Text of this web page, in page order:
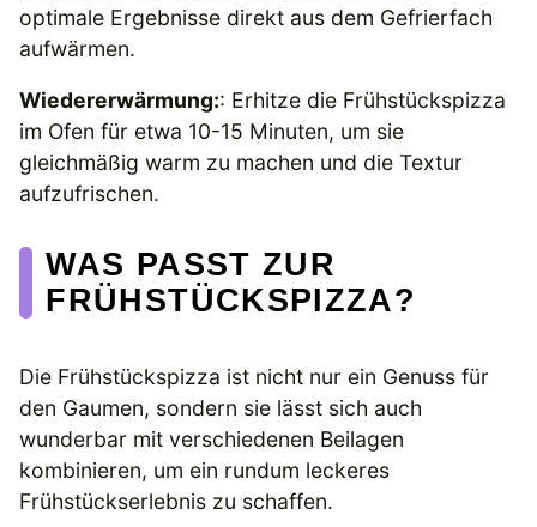
optimale Ergebnisse direkt aus dem Gefrierfach
aufwärmen.
Wiedererwärmung:: Erhitze die Frühstückspizza
im Ofen für etwa 10-15 Minuten, um sie
gleichmäßig warm zu machen und die Textur
aufzufrischen.
WAS PASST ZUR
FRÜHSTÜCKSPIZZA?
Die Frühstückspizza ist nicht nur ein Genuss für
den Gaumen, sondern sie lässt sich auch
wunderbar mit verschiedenen Beilagen
kombinieren, um ein rundum leckeres
Frühstückserlebnis zu schaffen.